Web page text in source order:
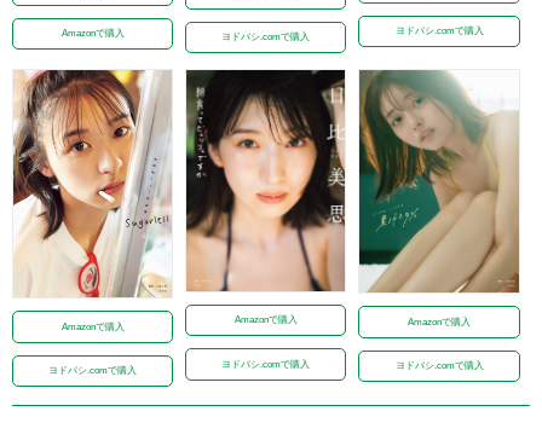
Amazonで購入 ヨドバシ.comで購入
ヨドバシ.comで購入
Amazonで購入
ヨドバシ.comで購入
Amazonで購入
ヨドバシ.comで購入
Amazonで購入
ヨドバシ.comで購入